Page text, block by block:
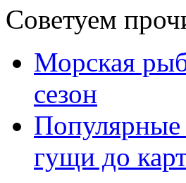
Советуем
Морская
сезон
Популярные
гущи до